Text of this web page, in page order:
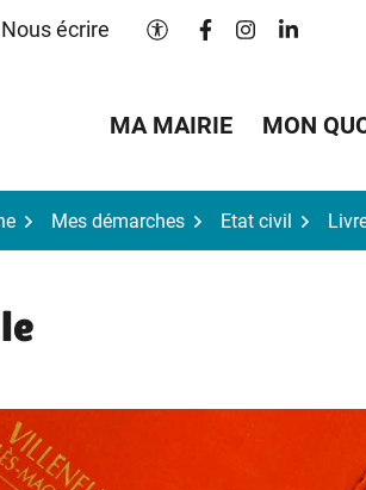
Nous écrire Paramètres
Lien vers le
Lien vers le
Lien
MA MAIRIE MON
Mes démarches Etat civil